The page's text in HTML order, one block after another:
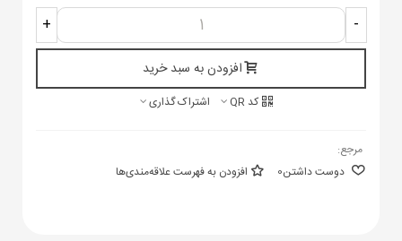
-
+
افزودن به سبد خرید
کد QR اشتراک گذاری
مرجع:
دوست داشتن0 افزودن به فهرست علاقه‌مندی‌ها